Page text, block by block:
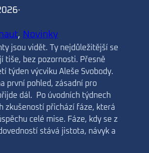
·
, Novinky
jsou vidět. Ty nejdůležitější se
tiše, bez pozornosti. Přesně
týden výcviku Aleše Svobody.
první pohled, zásadní pro
dál. Po úvodních týdnech
zkušeností přichází fáze, která
celé mise. Fáze, kdy se z
stává jistota, návyk a